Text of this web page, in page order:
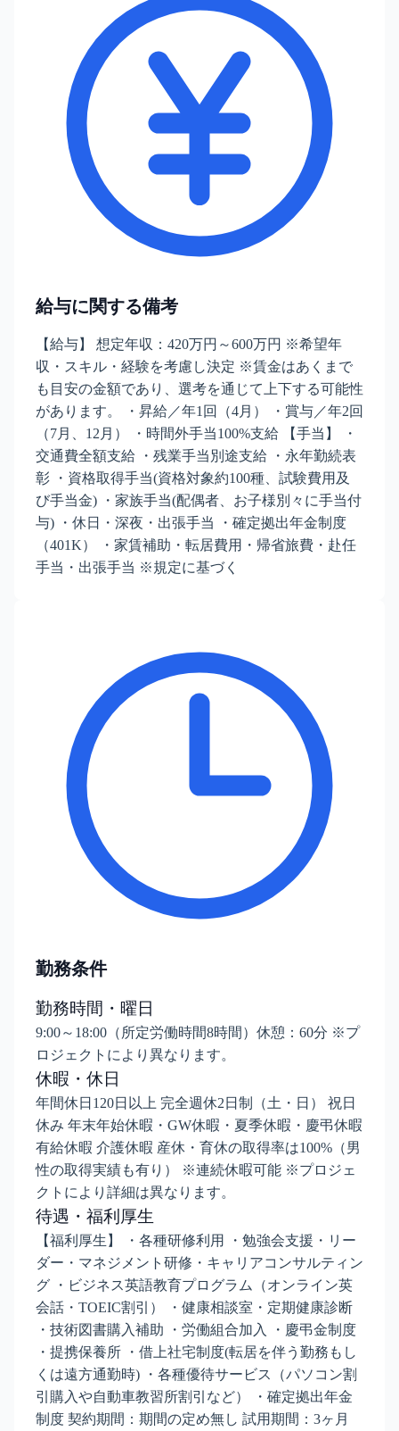
給与に関する備考
【給与】 想定年収：420万円～600万円 ※希望年
収・スキル・経験を考慮し決定 ※賃金はあくまで
も目安の金額であり、選考を通じて上下する可能性
があります。 ・昇給／年1回（4月） ・賞与／年2回
（7月、12月） ・時間外手当100%支給 【手当】 ・
交通費全額支給 ・残業手当別途支給 ・永年勤続表
彰 ・資格取得手当(資格対象約100種、試験費用及
び手当金) ・家族手当(配偶者、お子様別々に手当付
与) ・休日・深夜・出張手当 ・確定拠出年金制度
（401K） ・家賃補助・転居費用・帰省旅費・赴任
手当・出張手当 ※規定に基づく
勤務条件
勤務時間・曜日
9:00～18:00（所定労働時間8時間）休憩：60分 ※プ
ロジェクトにより異なります。
休暇・休日
年間休日120日以上 完全週休2日制（土・日） 祝日
休み 年末年始休暇・GW休暇・夏季休暇・慶弔休暇
有給休暇 介護休暇 産休・育休の取得率は100%（男
性の取得実績も有り） ※連続休暇可能 ※プロジェ
クトにより詳細は異なります。
待遇・福利厚生
【福利厚生】 ・各種研修利用 ・勉強会支援・リー
ダー・マネジメント研修・キャリアコンサルティン
グ ・ビジネス英語教育プログラム（オンライン英
会話・TOEIC割引） ・健康相談室・定期健康診断
・技術図書購入補助 ・労働組合加入 ・慶弔金制度
・提携保養所 ・借上社宅制度(転居を伴う勤務もし
くは遠方通勤時) ・各種優待サービス（パソコン割
引購入や自動車教習所割引など） ・確定拠出年金
制度 契約期間：期間の定め無し 試用期間：3ヶ月